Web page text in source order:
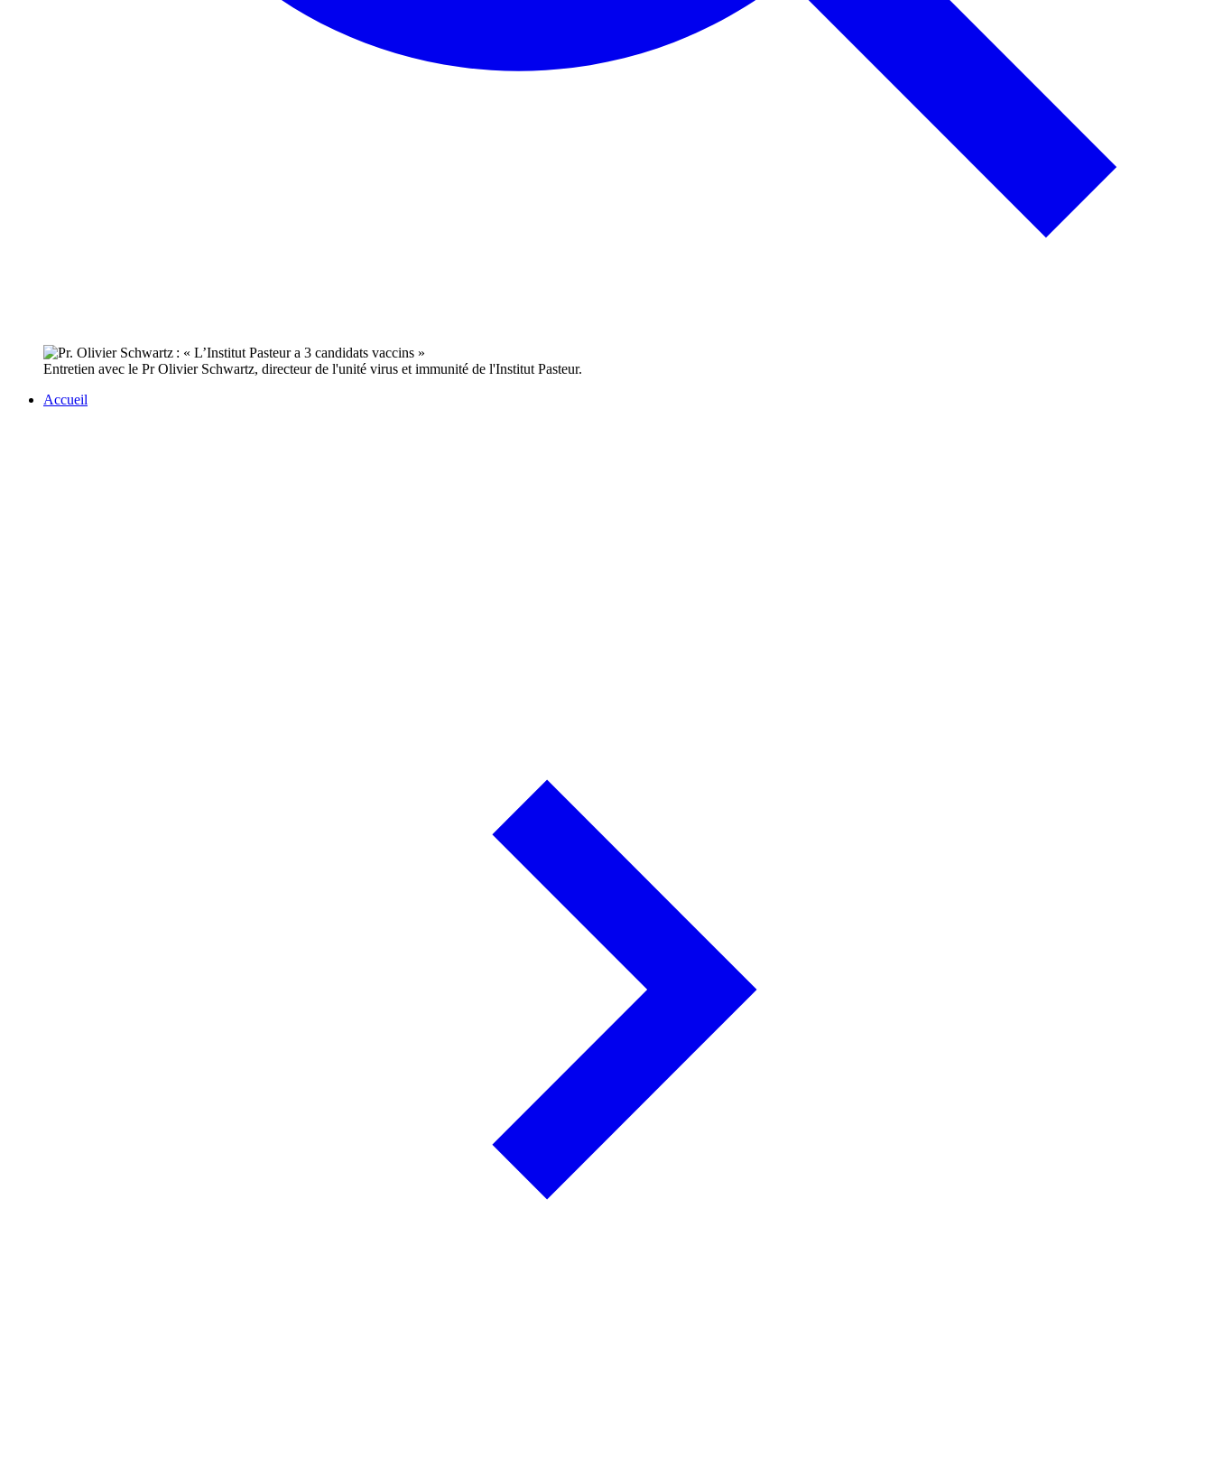
Entretien avec le Pr Olivier Schwartz, directeur de l'unité virus et immunité de l'Institut Pasteur.
Accueil